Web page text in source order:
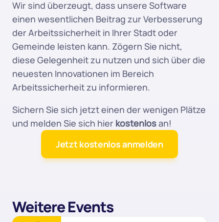
Wir sind überzeugt, dass unsere Software
einen wesentlichen Beitrag zur Verbesserung
der Arbeitssicherheit in Ihrer Stadt oder
Gemeinde leisten kann. Zögern Sie nicht,
diese Gelegenheit zu nutzen und sich über die
neuesten Innovationen im Bereich
Arbeitssicherheit zu informieren.
Sichern Sie sich jetzt einen der wenigen Plätze
und melden Sie sich hier kostenlos an!
Jetzt kostenlos anmelden
Weitere Events